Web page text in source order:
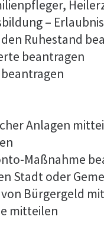
–
Ruhestand
beantragen
Anlagen
Maßnahme
Stadt oder
Bürgergeld
mitteilen